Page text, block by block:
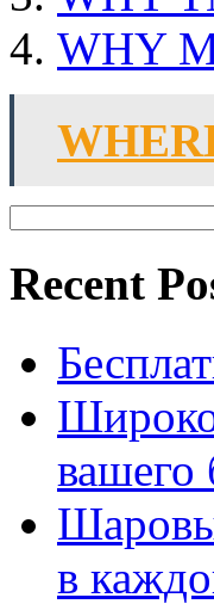
WHY
Recent
вашего
в